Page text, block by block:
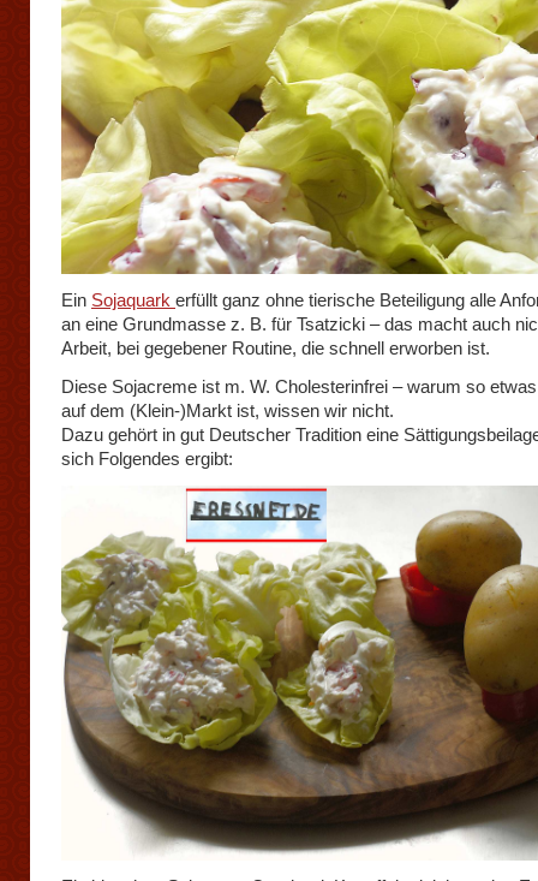
Ein Sojaquark erfüllt ganz ohne tierische Beteiligung alle
an eine Grundmasse z. B. für Tsatzicki – das macht auch
Arbeit, bei gegebener Routine, die schnell erworben ist.
Diese Sojacreme ist m. W. Cholesterinfrei – warum so
auf dem (Klein-)Markt ist, wissen wir nicht.
Dazu gehört in gut Deutscher Tradition eine
sich Folgendes ergibt: